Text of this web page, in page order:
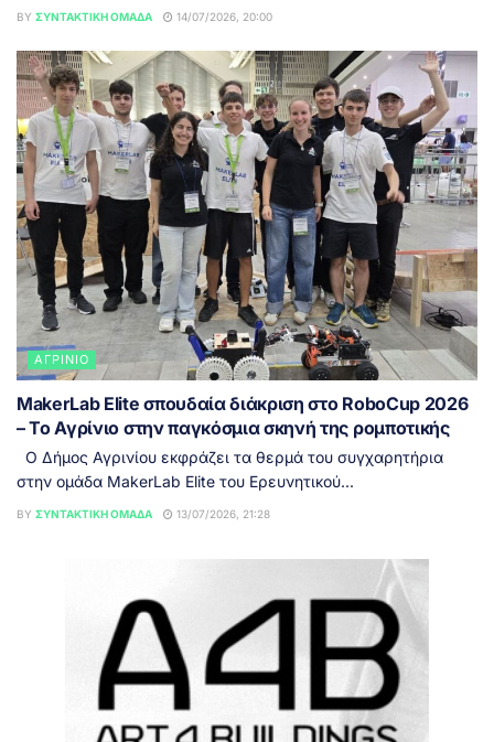
BY ΣΥΝΤΑΚΤΙΚΉ ΟΜΆΔΑ 14/07/2026, 20:00
ΑΓΡΊΝΙΟ
MakerLab Elite σπουδαία διάκριση στο RoboCup 2026
– Το Αγρίνιο στην παγκόσμια σκηνή της ρομποτικής
Ο Δήμος Αγρινίου εκφράζει τα θερμά του συγχαρητήρια
στην ομάδα MakerLab Elite του Ερευνητικού...
BY ΣΥΝΤΑΚΤΙΚΉ ΟΜΆΔΑ 13/07/2026, 21:28